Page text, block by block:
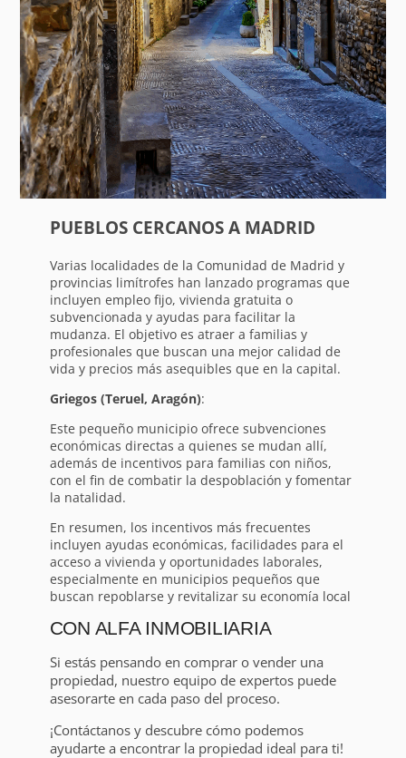
PUEBLOS CERCANOS A MADRID
Varias localidades de la Comunidad de Madrid y
provincias limítrofes han lanzado programas que
incluyen empleo fijo, vivienda gratuita o
subvencionada y ayudas para facilitar la
mudanza. El objetivo es atraer a familias y
profesionales que buscan una mejor calidad de
vida y precios más asequibles que en la capital.
Griegos (Teruel, Aragón):
Este pequeño municipio ofrece subvenciones
económicas directas a quienes se mudan allí,
además de incentivos para familias con niños,
con el fin de combatir la despoblación y fomentar
la natalidad.
En resumen, los incentivos más frecuentes
incluyen ayudas económicas, facilidades para el
acceso a vivienda y oportunidades laborales,
especialmente en municipios pequeños que
buscan repoblarse y revitalizar su economía local
CON ALFA INMOBILIARIA
Si estás pensando en comprar o vender una
propiedad, nuestro equipo de expertos puede
asesorarte en cada paso del proceso.
¡Contáctanos y descubre cómo podemos
ayudarte a encontrar la propiedad ideal para ti!